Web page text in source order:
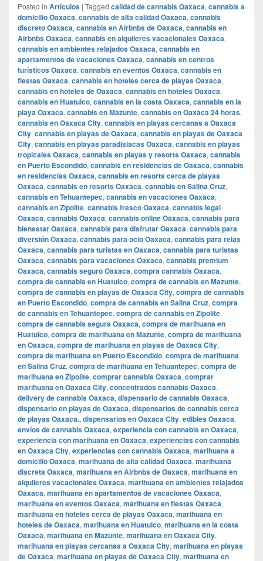
Posted in Articulos | Tagged calidad de cannabis Oaxaca, cannabis a
domicilio Oaxaca, cannabis de alta calidad Oaxaca, cannabis
discreto Oaxaca, cannabis en Airbnbs de Oaxaca, cannabis en
Airbnbs Oaxaca, cannabis en alquileres vacacionales Oaxaca,
cannabis en ambientes relajados Oaxaca, cannabis en
apartamentos de vacaciones Oaxaca, cannabis en centros
turísticos Oaxaca, cannabis en eventos Oaxaca, cannabis en
fiestas Oaxaca, cannabis en hoteles cerca de playas Oaxaca,
cannabis en hoteles de Oaxaca, cannabis en hoteles Oaxaca,
cannabis en Huatulco, cannabis en la costa Oaxaca, cannabis en la
playa Oaxaca, cannabis en Mazunte, cannabis en Oaxaca 24 horas,
cannabis en Oaxaca City, cannabis en playas cercanas a Oaxaca
City, cannabis en playas de Oaxaca, cannabis en playas de Oaxaca
City, cannabis en playas paradisiacas Oaxaca, cannabis en playas
tropicales Oaxaca, cannabis en playas y resorts Oaxaca, cannabis
en Puerto Escondido, cannabis en residencias de Oaxaca, cannabis
en residencias Oaxaca, cannabis en resorts cerca de playas
Oaxaca, cannabis en resorts Oaxaca, cannabis en Salina Cruz,
cannabis en Tehuantepec, cannabis en vacaciones Oaxaca,
cannabis en Zipolite, cannabis fresco Oaxaca, cannabis legal
Oaxaca, cannabis Oaxaca, cannabis online Oaxaca, cannabis para
bienestar Oaxaca, cannabis para disfrutar Oaxaca, cannabis para
diversión Oaxaca, cannabis para ocio Oaxaca, cannabis para relax
Oaxaca, cannabis para turistas en Oaxaca, cannabis para turistas
Oaxaca, cannabis para vacaciones Oaxaca, cannabis premium
Oaxaca, cannabis seguro Oaxaca, compra cannabis Oaxaca,
compra de cannabis en Huatulco, compra de cannabis en Mazunte,
compra de cannabis en playas de Oaxaca City, compra de cannabis
en Puerto Escondido, compra de cannabis en Salina Cruz, compra
de cannabis en Tehuantepec, compra de cannabis en Zipolite,
compra de cannabis segura Oaxaca, compra de marihuana en
Huatulco, compra de marihuana en Mazunte, compra de marihuana
en Oaxaca, compra de marihuana en playas de Oaxaca City,
compra de marihuana en Puerto Escondido, compra de marihuana
en Salina Cruz, compra de marihuana en Tehuantepec, compra de
marihuana en Zipolite, comprar cannabis Oaxaca, comprar
marihuana en Oaxaca City, concentrados cannabis Oaxaca,
delivery de cannabis Oaxaca, dispensario de cannabis Oaxaca,
dispensario en playas de Oaxaca, dispensarios de cannabis cerca
de playas Oaxaca., dispensarios en Oaxaca City, edibles Oaxaca,
envíos de cannabis Oaxaca, experiencia con cannabis en Oaxaca,
experiencia con marihuana en Oaxaca, experiencias con cannabis
en Oaxaca City, experiencias con cannabis Oaxaca, marihuana a
domicilio Oaxaca, marihuana de alta calidad Oaxaca, marihuana
discreta Oaxaca, marihuana en Airbnbs de Oaxaca, marihuana en
alquileres vacacionales Oaxaca, marihuana en ambientes relajados
Oaxaca, marihuana en apartamentos de vacaciones Oaxaca,
marihuana en eventos Oaxaca, marihuana en fiestas Oaxaca,
marihuana en hoteles cerca de playas Oaxaca, marihuana en
hoteles de Oaxaca, marihuana en Huatulco, marihuana en la costa
Oaxaca, marihuana en Mazunte, marihuana en Oaxaca City,
marihuana en playas cercanas a Oaxaca City, marihuana en playas
de Oaxaca, marihuana en playas de Oaxaca City, marihuana en